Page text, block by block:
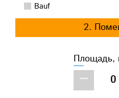
Bauf
2.
Площадь,
−